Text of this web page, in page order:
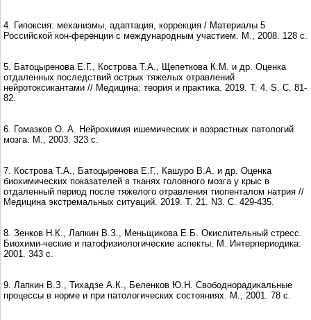
4. Гипоксия: механизмы, адаптация, коррекция / Материалы 5
Российской кон-ференции с международным участием. М., 2008. 128 с.
5. Батоцыренова Е.Г., Кострова Т.А., Щепеткова К.М. и др. Оценка
отдаленных последствий острых тяжелых отравлений
нейротоксикантами // Медицина: теория и практика. 2019. Т. 4. S. С. 81-
82.
6. Гомазков О. А. Нейрохимия ишемических и возрастных патологий
мозга. М., 2003. 323 с.
7. Кострова Т.А., Батоцыренова Е.Г., Кашуро В.А. и др. Оценка
биохимических показателей в тканях головного мозга у крыс в
отдалeнный период после тяжeлого отравления тиопенталом натрия //
Медицина экстремальных ситуаций. 2019. Т. 21. N3. С. 429-435.
8. Зенков Н.К., Лапкин В.З., Меньщикова Е.Б. Окислительный стресс.
Биохими-ческие и патофизиологические аспекты. М. Интерпериодика:
2001. 343 с.
9. Лапкин В.З., Тихадзе А.К., Беленков Ю.Н. Свободнорадикальные
процессы в норме и при патологических состояниях. М., 2001. 78 с.